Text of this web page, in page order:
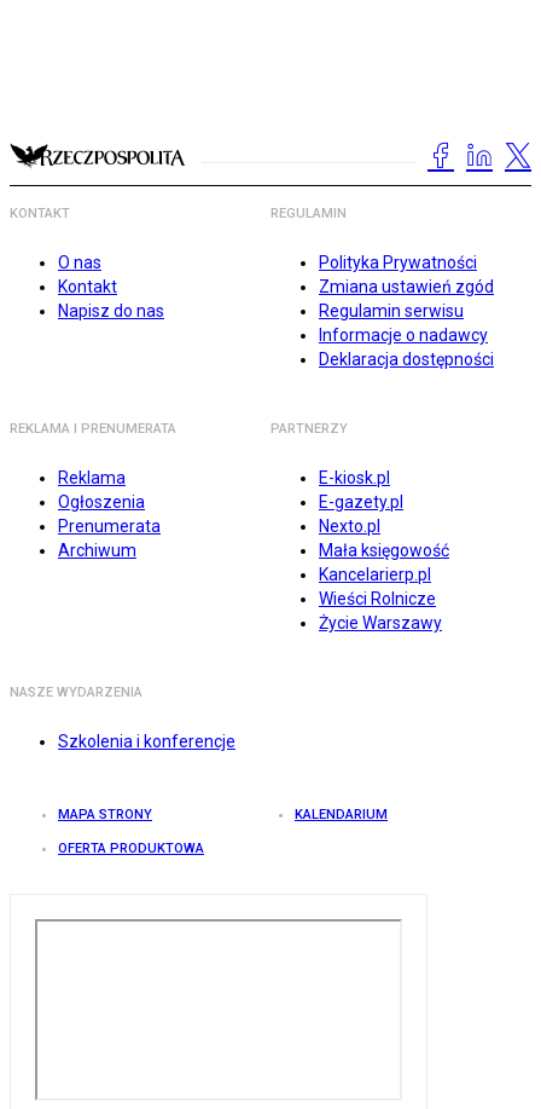
KONTAKT
O nas
Kontakt
Napisz do nas
REGULAMIN
Polityka Prywatności
Zmiana ustawień zgód
Regulamin serwisu
Informacje o nadawcy
Deklaracja dostępności
REKLAMA I PRENUMERATA
Reklama
Ogłoszenia
Prenumerata
Archiwum
PARTNERZY
E-kiosk.pl
E-gazety.pl
Nexto.pl
Mała księgowość
Kancelarierp.pl
Wieści Rolnicze
Życie Warszawy
NASZE WYDARZENIA
Szkolenia i konferencje
MAPA STRONY KALENDARIUM
OFERTA PRODUKTOWA